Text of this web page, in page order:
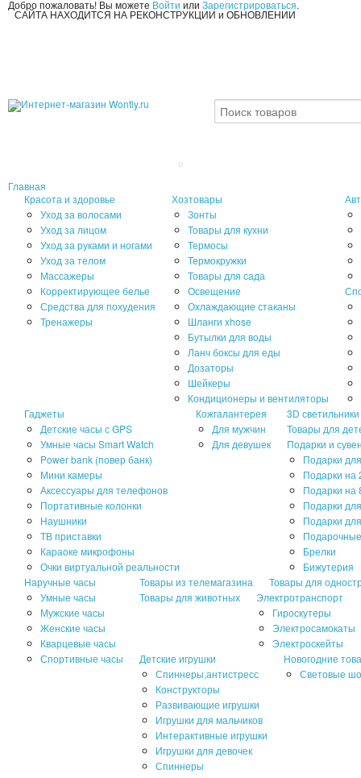
Добро пожаловать! Вы можете Войти или Зарегистрироваться.
САЙТА НАХОДИТСЯ НА РЕКОНСТРУКЦИИ и ОБНОВЛЕНИИ
Главная
Красота и здоровье
Уход за волосами
Уход за лицом
Уход за руками и ногами
Уход за телом
Массажеры
Корректирующее белье
Средства для похудения
Тренажеры
Хозтовары
Зонты
Товары для кухни
Термосы
Термокружки
Товары для сада
Освещение
Охлаждающие стаканы
Шланги xhose
Бутылки для воды
Ланч боксы для еды
Дозаторы
Шейкеры
Кондиционеры и вентиляторы
Гаджеты
Детские часы с GPS
Умные часы Smart Watch
Power bank (повер банк)
Мини камеры
Аксессуары для телефонов
Портативные колонки
Наушники
ТВ приставки
Караоке микрофоны
Очки виртуальной реальности
Кожгалантерея
Для мужчин
Для девушек
3D светильники
Товары для
Подарки и
Подарки
Подарки на
Подарки на
Подарки
Подарки
Брелки
Бижутерия
Наручные часы
Умные часы
Мужские часы
Женские часы
Кварцевые часы
Спортивные часы
Товары из телемагазина
Товары для
Товары для животных
Электротранспорт
Гироскутеры
Электросамокаты
Электроскейты
Детские игрушки
Спиннеры,антистресс
Конструкторы
Развивающие игрушки
Игрушки для мальчиков
Интерактивные игрушки
Игрушки для девочек
Спиннеры
Новогодние
Световые